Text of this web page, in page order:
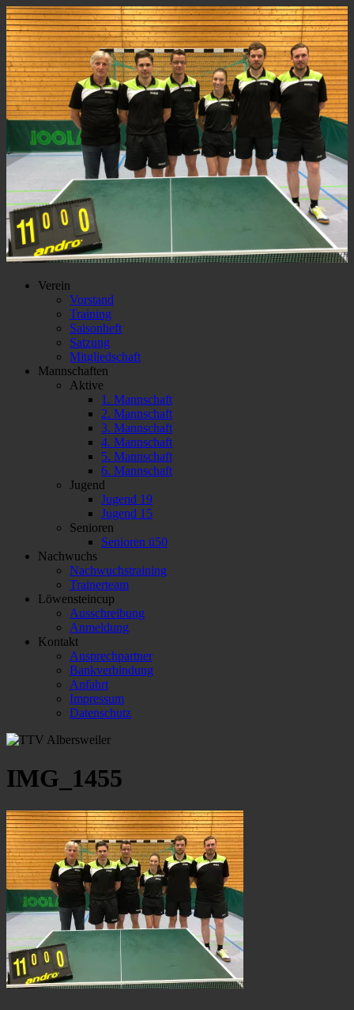
Verein
Vorstand
Training
Saisonheft
Satzung
Mitgliedschaft
Mannschaften
Aktive
1. Mannschaft
2. Mannschaft
3. Mannschaft
4. Mannschaft
5. Mannschaft
6. Mannschaft
Jugend
Jugend 19
Jugend 15
Senioren
Senioren ü50
Nachwuchs
Nachwuchstraining
Trainerteam
Löwensteincup
Ausschreibung
Anmeldung
Kontakt
Ansprechpartner
Bankverbindung
Anfahrt
Impressum
Datenschutz
IMG_1455